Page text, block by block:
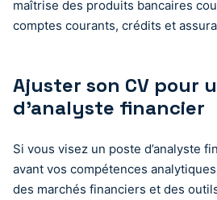
maîtrise des produits bancaires
comptes courants, crédits et
Ajuster son CV pour
d’analyste financier
Si vous visez un poste d’analyste
avant vos compétences
des marchés financiers et des